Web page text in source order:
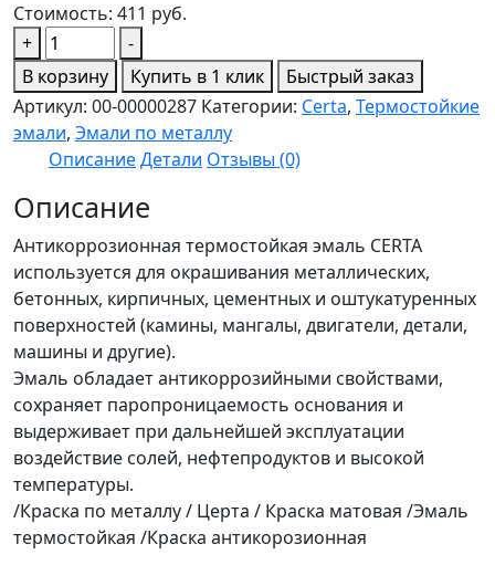
Стоимость: 411 руб.
+
Количество
товара
CERTA
Эмаль
термостойкая
антикорозионная
серебристо-
серый
ДО
650*С
0,4
кг
-
В корзину
Купить в 1 клик
Быстрый заказ
Артикул: 00-00000287 Категории: Certa, Термостойкие
эмали, Эмали по металлу
ОписаниеДетали Отзывы (0)
Описание
Антикоррозионная термостойкая эмаль CERTA
используется для окрашивания металлических,
бетонных, кирпичных, цементных и оштукатуренных
поверхностей (камины, мангалы, двигатели, детали,
машины и другие).
Эмаль обладает антикоррозийными свойствами,
сохраняет паропроницаемость основания и
выдерживает при дальнейшей эксплуатации
воздействие солей, нефтепродуктов и высокой
температуры.
/Краска по металлу / Церта / Краска матовая /Эмаль
термостойкая /Краска антикорозионная